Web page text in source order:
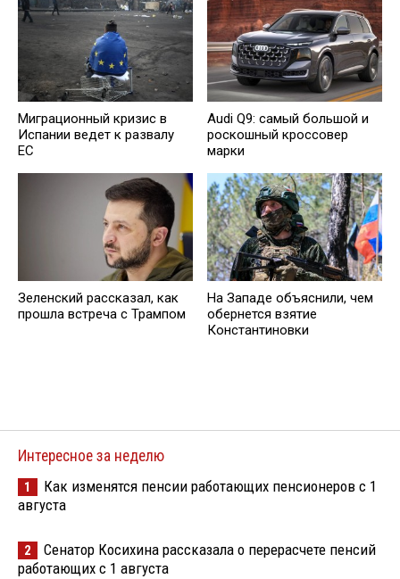
Миграционный кризис в
Испании ведет к развалу
ЕС
Audi Q9: самый большой и
роскошный кроссовер
марки
Зеленский рассказал, как
прошла встреча с Трампом
На Западе объяснили, чем
обернется взятие
Константиновки
Интересное за неделю
1
Как изменятся пенсии работающих пенсионеров с 1
августа
2
Сенатор Косихина рассказала о перерасчете пенсий
работающих с 1 августа